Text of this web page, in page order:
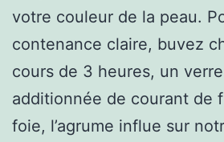
votre couleur de la peau.
contenance claire, buvez
cours de 3 heures, un verre
additionnée de courant de
foie, l’agrume influe sur